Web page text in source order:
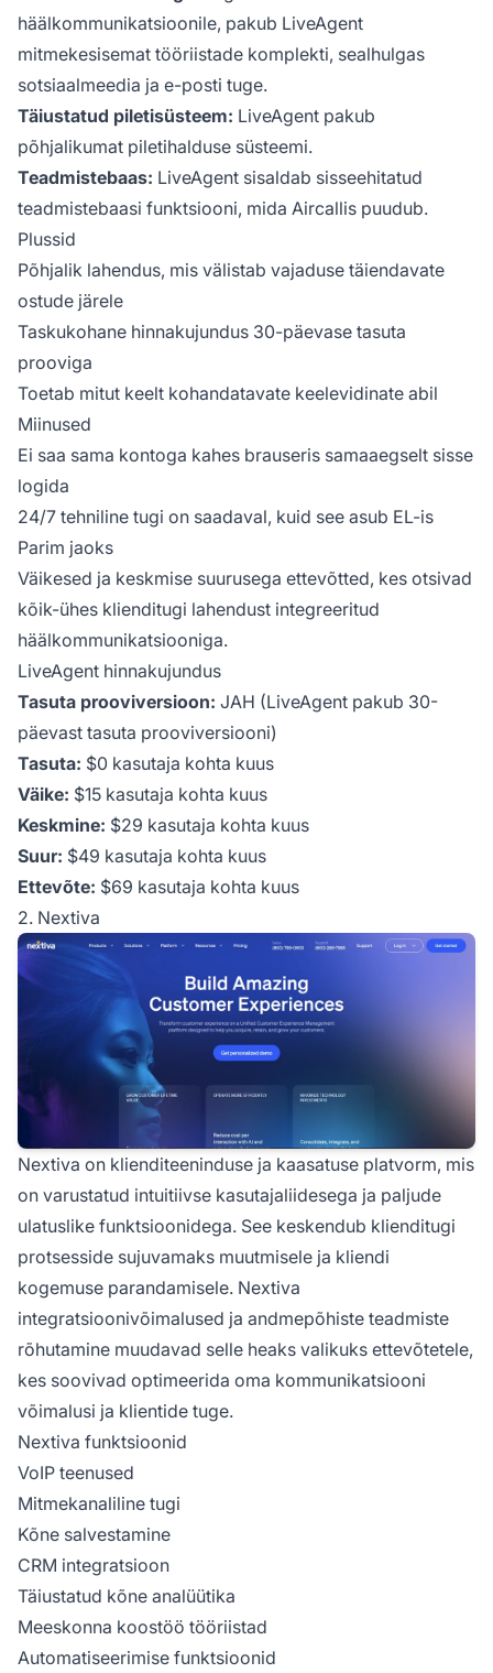
häälkommunikatsioonile, pakub LiveAgent
mitmekesisemat tööriistade komplekti, sealhulgas
sotsiaalmeedia ja e-posti tuge.
Täiustatud piletisüsteem: LiveAgent pakub
põhjalikumat piletihalduse süsteemi.
Teadmistebaas: LiveAgent sisaldab sisseehitatud
teadmistebaasi funktsiooni, mida Aircallis puudub.
Plussid
Põhjalik lahendus, mis välistab vajaduse täiendavate
ostude järele
Taskukohane hinnakujundus 30-päevase tasuta
prooviga
Toetab mitut keelt kohandatavate keelevidinate abil
Miinused
Ei saa sama kontoga kahes brauseris samaaegselt sisse
logida
24/7 tehniline tugi on saadaval, kuid see asub EL-is
Parim jaoks
Väikesed ja keskmise suurusega ettevõtted, kes otsivad
kõik-ühes klienditugi lahendust integreeritud
häälkommunikatsiooniga.
LiveAgent hinnakujundus
Tasuta prooviversioon: JAH (LiveAgent pakub 30-
päevast tasuta prooviversiooni)
Tasuta: $0 kasutaja kohta kuus
Väike: $15 kasutaja kohta kuus
Keskmine: $29 kasutaja kohta kuus
Suur: $49 kasutaja kohta kuus
Ettevõte: $69 kasutaja kohta kuus
2. Nextiva
Nextiva on klienditeeninduse ja kaasatuse platvorm, mis
on varustatud intuitiivse kasutajaliidesega ja paljude
ulatuslike funktsioonidega. See keskendub klienditugi
protsesside sujuvamaks muutmisele ja kliendi
kogemuse parandamisele. Nextiva
integratsioonivõimalused ja andmepõhiste teadmiste
rõhutamine muudavad selle heaks valikuks ettevõtetele,
kes soovivad optimeerida oma kommunikatsiooni
võimalusi ja klientide tuge.
Nextiva funktsioonid
VoIP teenused
Mitmekanaliline tugi
Kõne salvestamine
CRM integratsioon
Täiustatud kõne analüütika
Meeskonna koostöö tööriistad
Automatiseerimise funktsioonid